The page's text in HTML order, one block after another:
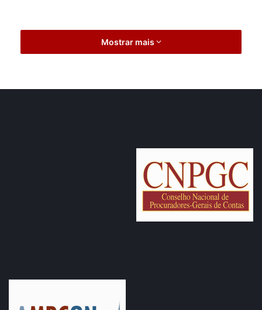
Mostrar mais